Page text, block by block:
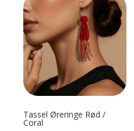
Tassel Øreringe Rød /
Coral